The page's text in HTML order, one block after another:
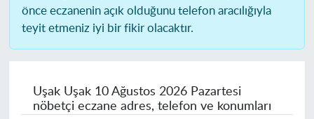
önce eczanenin açık olduğunu telefon aracılığıyla
teyit etmeniz iyi bir fikir olacaktır.
Uşak Uşak10 Ağustos 2026 Pazartesi
nöbetçi eczane adres, telefon ve konumları